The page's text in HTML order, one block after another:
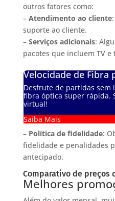
outros fatores como:
– Atendimento ao cliente
suporte ao cliente.
– Serviços adicionais:
pacotes que incluem TV e
Velocidade de Fibra
Desfrute de partidas sem
fibra óptica super rápida.
virtual!
Saiba Mais
– Política de fidelidade:
fidelidade e penalidades
antecipado.
Comparativo de preços
Melhores